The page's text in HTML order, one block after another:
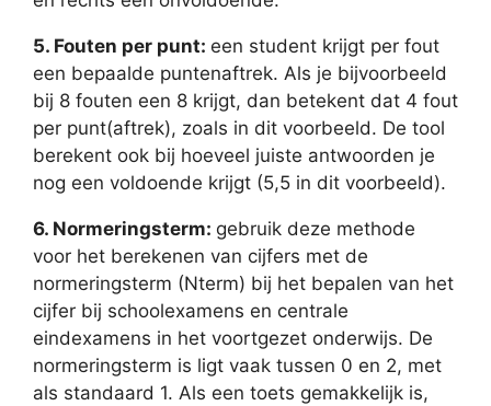
5. Fouten per punt: een student krijgt per fout
een bepaalde puntenaftrek. Als je bijvoorbeeld
bij 8 fouten een 8 krijgt, dan betekent dat 4 fout
per punt(aftrek), zoals in dit voorbeeld. De tool
berekent ook bij hoeveel juiste antwoorden je
nog een voldoende krijgt (5,5 in dit voorbeeld).
6. Normeringsterm: gebruik deze methode
voor het berekenen van cijfers met de
normeringsterm (Nterm) bij het bepalen van het
cijfer bij schoolexamens en centrale
eindexamens in het voortgezet onderwijs. De
normeringsterm is ligt vaak tussen 0 en 2, met
als standaard 1. Als een toets gemakkelijk is,